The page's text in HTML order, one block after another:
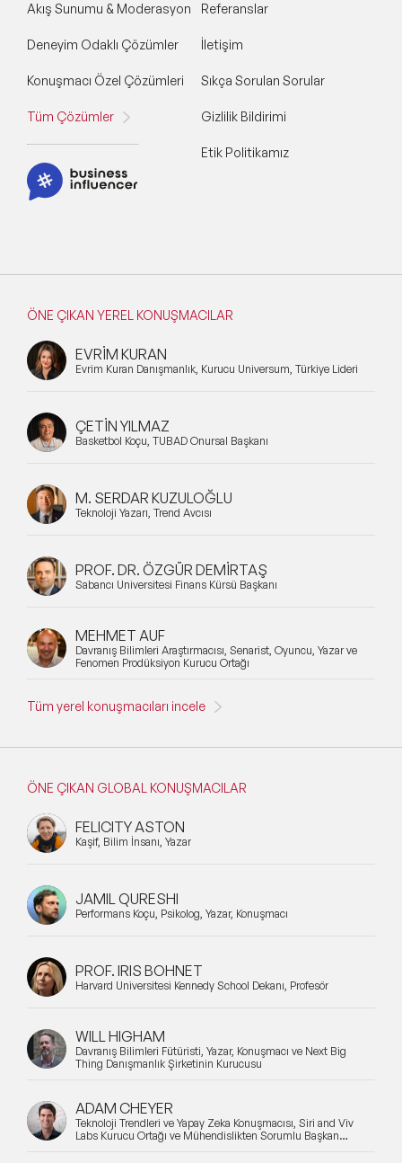
Akış Sunumu & Moderasyon
Deneyim Odaklı Çözümler
Konuşmacı Özel Çözümleri
Tüm Çözümler
Referanslar
İletişim
Sıkça Sorulan Sorular
Gizlilik Bildirimi
Etik Politikamız
ÖNE ÇIKAN YEREL KONUŞMACILAR
EVRİM KURAN
Evrim Kuran Danışmanlık, Kurucu Universum, Türkiye Lideri
ÇETİN YILMAZ
Basketbol Koçu, TÜBAD Onursal Başkanı
M. SERDAR KUZULOĞLU
Teknoloji Yazarı, Trend Avcısı
PROF. DR. ÖZGÜR DEMİRTAŞ
Sabancı Üniversitesi Finans Kürsü Başkanı
MEHMET AUF
Davranış Bilimleri Araştırmacısı, Senarist, Oyuncu, Yazar ve
Fenomen Prodüksiyon Kurucu Ortağı
Tüm yerel konuşmacıları incele
ÖNE ÇIKAN GLOBAL KONUŞMACILAR
FELICITY ASTON
Kaşif, Bilim İnsanı, Yazar
JAMIL QURESHI
Performans Koçu, Psikolog, Yazar, Konuşmacı
PROF. IRIS BOHNET
Harvard Üniversitesi Kennedy School Dekanı, Profesör
WILL HIGHAM
Davranış Bilimleri Fütüristi, Yazar, Konuşmacı ve Next Big
Thing Danışmanlık Şirketinin Kurucusu
ADAM CHEYER
Teknoloji Trendleri ve Yapay Zeka Konuşmacısı, Siri and Viv
Labs Kurucu Ortağı ve Mühendislikten Sorumlu Başkan